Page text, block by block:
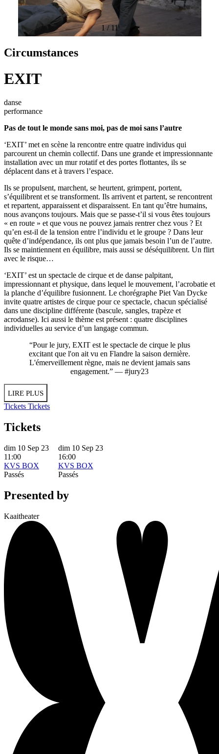
1/ 11
Circumstances
EXIT
danse
performance
Pas de tout le monde sans moi, pas de moi sans l’autre
‘EXIT’ met en scène la rencontre entre quatre individus qui
parcourent un chemin collectif. Dans une grande et impressionnante
installation avec un mur rotatif et des portes flottantes, ils se
déplacent dans et à travers l’espace.
Ils se propulsent, marchent, se heurtent, grimpent, portent,
s’équilibrent et se transforment. Ils arrivent et partent, se rencontrent
et repartent, apparaissent et disparaissent. En tant qu’être humains,
nous avançons toujours. Mais que se passe-t’il si vous êtes toujours
« en route » et que vous ne pouvez jamais rentrer chez vous ? Et
qu’en est-il de la tension entre l’individu et le groupe ? Dans leur
quête d’indépendance, ils ont plus que jamais besoin l’un de l’autre.
Ils se maintiennent en équilibre, mais aussi se déséquilibrent. Un flirt
avec le risque…
‘EXIT’ est un spectacle de cirque et de danse palpitant,
impressionnant et physique, dans lequel le mouvement, l’acrobatie et
la planche d’équilibre fusionnent. Le chorégraphe Piet Van Dycke
invite quatre artistes de cirque pour ce spectacle, chacun spécialisé
dans une discipline différente (bascule, sangles, trapèze et
acrodanse). Ici aussi le thème est présent : quatre disciplines
individuelles au service d’un langage commun.
“Pour le jury, EXIT est le spectacle de cirque le plus
excitant que l'on ait vu en Flandre la saison dernière.
L'émerveillement règne, mais ne devient jamais sans
engagement.” — #jury23
LIRE PLUS
Tickets Tickets
Tickets
dim 10 Sep 23
11:00
KVS BOX
Passés
dim 10 Sep 23
16:00
KVS BOX
Passés
Presented by
Kaaitheater